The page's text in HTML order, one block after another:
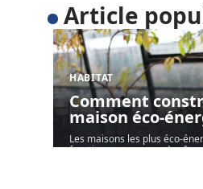
Article
HABITAT
Comment
maison éco-
Les maisons les plus éco-
fonctionnent comme des